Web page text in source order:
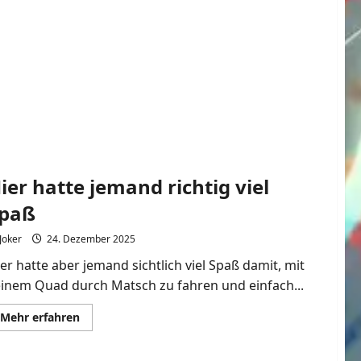
hatte jemand richtig viel
Joker 24. Dezember 2025
hatte aber jemand sichtlich viel Spaß damit, mit
Quad durch Matsch zu fahren und einfach...
Mehr erfahrenMehr
Informationen